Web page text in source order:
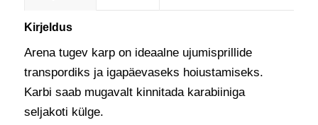
Kirjeldus
Arena tugev karp on ideaalne ujumisprillide
transpordiks ja igapäevaseks hoiustamiseks.
Karbi saab mugavalt kinnitada karabiiniga
seljakoti külge.